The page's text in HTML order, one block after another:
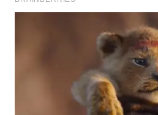
verdadeiro gesto de cuidado.
práticas ajuda a preservar a
natural, provando que, para
saudável, a delicadeza e a
tão importantes quanto os